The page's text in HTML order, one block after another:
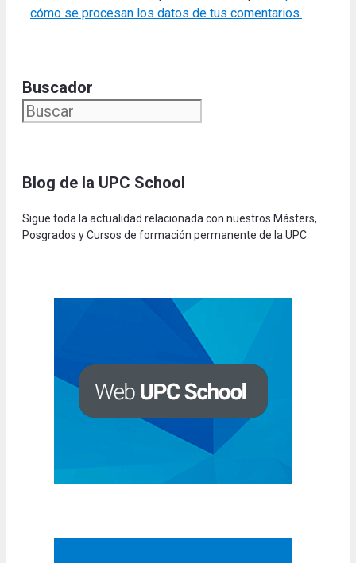
cómo se procesan los datos de tus comentarios.
Buscador
Blog de la UPC School
Sigue toda la actualidad relacionada con nuestros Másters,
Posgrados y Cursos de formación permanente de la UPC.